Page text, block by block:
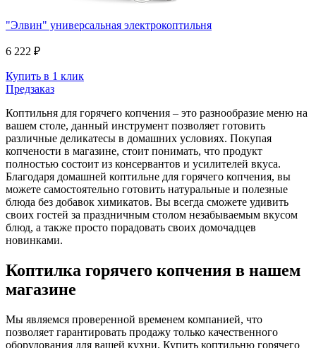
"Элвин" универсальная электрокоптильня
6 222 ₽
Купить в 1 клик
Предзаказ
Коптильня для горячего копчения – это разнообразие меню на
вашем столе, данный инструмент позволяет готовить
различные деликатесы в домашних условиях. Покупая
копчености в магазине, стоит понимать, что продукт
полностью состоит из консервантов и усилителей вкуса.
Благодаря домашней коптильне для горячего копчения, вы
можете самостоятельно готовить натуральные и полезные
блюда без добавок химикатов. Вы всегда сможете удивить
своих гостей за праздничным столом незабываемым вкусом
блюд, а также просто порадовать своих домочадцев
новинками.
Коптилка горячего копчения в нашем
магазине
Мы являемся проверенной временем компанией, что
позволяет гарантировать продажу только качественного
оборудования для вашей кухни. Купить коптильню горячего